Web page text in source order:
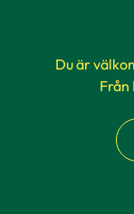
Du är
Från